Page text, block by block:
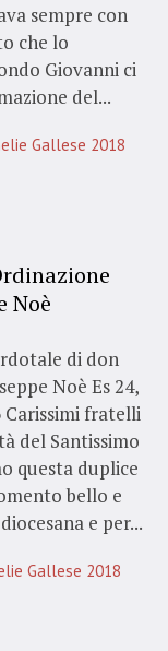
sempre con
che lo
Giovanni ci
del...
Gallese 2018
Noè
di don
Noè Es 24,
Carissimi fratelli
del Santissimo
questa duplice
bello e
e per...
Gallese 2018